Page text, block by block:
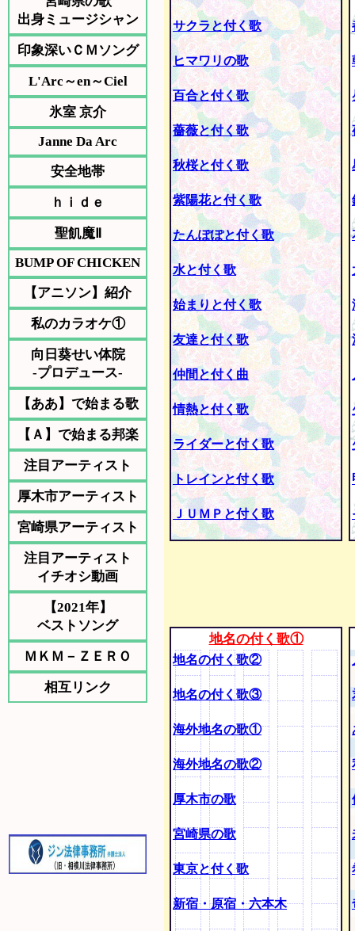
出身ミュージシャン
印象深いＣＭソング
L'Arc～en～Ciel
氷室 京介
Janne Da Arc
安全地帯
ｈｉｄｅ
聖飢魔Ⅱ
BUMP OF CHICKEN
【アニソン】紹介
私のカラオケ①
向日葵せい体院
-プロデュース-
【ああ】で始まる歌
【Ａ】で始まる邦楽
注目アーティスト
厚木市アーティスト
宮崎県アーティスト
注目アーティスト
イチオシ動画
【2021年】
ベストソング
ＭＫＭ－ＺＥＲＯ
相互リンク
サクラと付く歌
ヒマワリの歌
百合と付く歌
薔薇と付く歌
秋桜と付く歌
紫陽花と付く歌
たんぽぽと付く歌
水と付く歌
始まりと付く歌
友達と付く歌
仲間と付く曲
情熱と付く歌
ライダーと付く歌
トレインと付く歌
ＪＵＭＰと付く歌
地名の付く歌①
地名の付く歌②
地名の付く歌③
海外地名の歌①
海外地名の歌②
厚木市の歌
宮崎県の歌
東京と付く歌
新宿・原宿・六本木